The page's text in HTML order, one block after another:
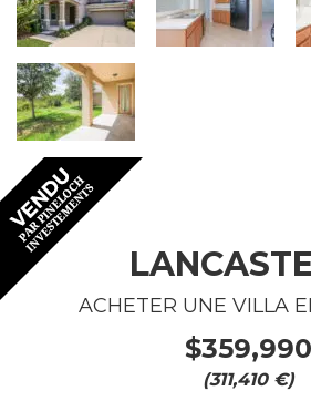
ACHETER UNE VILLA
$359,990
(311,410 €)